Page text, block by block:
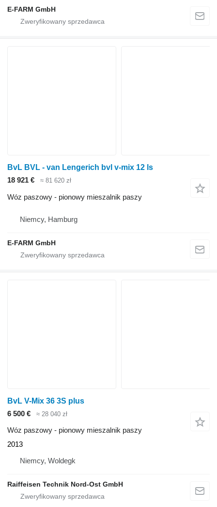
E-FARM GmbH
BvL BVL - van Lengerich bvl v-mix 12 ls
18 921 €
≈ 81 620 zł
Wóz paszowy - pionowy mieszalnik paszy
Niemcy, Hamburg
E-FARM GmbH
BvL V-Mix 36 3S plus
6 500 €
≈ 28 040 zł
Wóz paszowy - pionowy mieszalnik paszy
2013
Niemcy, Woldegk
Raiffeisen Technik Nord-Ost GmbH